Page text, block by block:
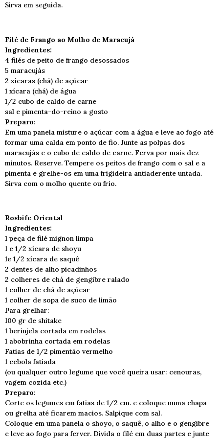
Sirva em seguida.
Filé de Frango ao Molho de Maracujá
Ingredientes:
4 filés de peito de frango desossados
5 maracujás
2 xícaras (chá) de açúcar
1 xícara (chá) de água
1/2 cubo de caldo de carne
sal e pimenta-do-reino a gosto
Preparo:
Em uma panela misture o açúcar com a água e leve ao fogo até
formar uma calda em ponto de fio. Junte as polpas dos
maracujás e o cubo de caldo de carne. Ferva por mais dez
minutos. Reserve. Tempere os peitos de frango com o sal e a
pimenta e grelhe-os em uma frigideira antiaderente untada.
Sirva com o molho quente ou frio.
Rosbife Oriental
Ingredientes:
1 peça de filé mignon limpa
1 e 1/2 xícara de shoyu
1e 1/2 xícara de saquê
2 dentes de alho picadinhos
2 colheres de chá de gengibre ralado
1 colher de chá de açúcar
1 colher de sopa de suco de limão
Para grelhar:
100 gr de shitake
1 berinjela cortada em rodelas
1 abobrinha cortada em rodelas
Fatias de 1/2 pimentão vermelho
1 cebola fatiada
(ou qualquer outro legume que você queira usar: cenouras,
vagem cozida etc.)
Preparo:
Corte os legumes em fatias de 1/2 cm. e coloque numa chapa
ou grelha até ficarem macios. Salpique com sal.
Coloque em uma panela o shoyo, o saquê, o alho e o gengibre
e leve ao fogo para ferver. Divida o filé em duas partes e junte